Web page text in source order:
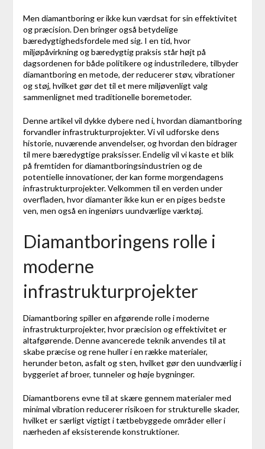
Men diamantboring er ikke kun værdsat for sin effektivitet
og præcision. Den bringer også betydelige
bæredygtighedsfordele med sig. I en tid, hvor
miljøpåvirkning og bæredygtig praksis står højt på
dagsordenen for både politikere og industriledere, tilbyder
diamantboring en metode, der reducerer støv, vibrationer
og støj, hvilket gør det til et mere miljøvenligt valg
sammenlignet med traditionelle boremetoder.
Denne artikel vil dykke dybere ned i, hvordan diamantboring
forvandler infrastrukturprojekter. Vi vil udforske dens
historie, nuværende anvendelser, og hvordan den bidrager
til mere bæredygtige praksisser. Endelig vil vi kaste et blik
på fremtiden for diamantboringsindustrien og de
potentielle innovationer, der kan forme morgendagens
infrastrukturprojekter. Velkommen til en verden under
overfladen, hvor diamanter ikke kun er en piges bedste
ven, men også en ingeniørs uundværlige værktøj.
Diamantboringens rolle i
moderne
infrastrukturprojekter
Diamantboring spiller en afgørende rolle i moderne
infrastrukturprojekter, hvor præcision og effektivitet er
altafgørende. Denne avancerede teknik anvendes til at
skabe præcise og rene huller i en række materialer,
herunder beton, asfalt og sten, hvilket gør den uundværlig i
byggeriet af broer, tunneler og høje bygninger.
Diamantborens evne til at skære gennem materialer med
minimal vibration reducerer risikoen for strukturelle skader,
hvilket er særligt vigtigt i tætbebyggede områder eller i
nærheden af eksisterende konstruktioner.